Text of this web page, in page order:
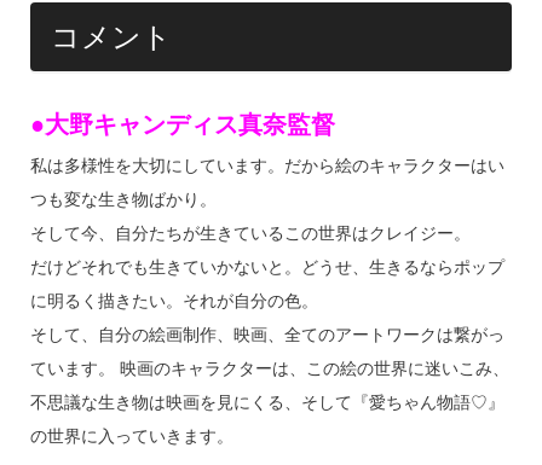
コメント
●大野キャンディス真奈監督
私は多様性を大切にしています。だから絵のキャラクターはい
つも変な生き物ばかり。
そして今、自分たちが生きているこの世界はクレイジー。
だけどそれでも生きていかないと。どうせ、生きるならポップ
に明るく描きたい。それが自分の色。
そして、自分の絵画制作、映画、全てのアートワークは繋がっ
ています。 映画のキャラクターは、この絵の世界に迷いこみ、
不思議な生き物は映画を見にくる、そして『愛ちゃん物語♡』
の世界に入っていきます。